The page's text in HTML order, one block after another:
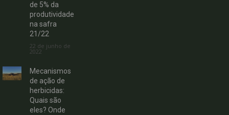
de 5% da
produtividade
na safra
21/22
22 de junho de
2022
Mecanismos
de ação de
herbicidas:
Quais são
eles? Onde